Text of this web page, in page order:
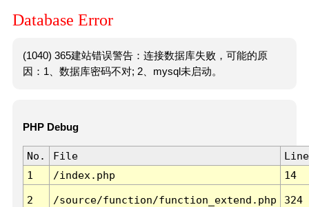
Database Error
(1040) 365建站错误警告：连接数据库失败，可能的原
因：1、数据库密码不对; 2、mysql未启动。
PHP Debug
No. File
Line
1
/index.php 14
2 /source/function/function_extend.php 324